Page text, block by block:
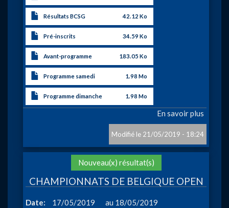
Résultats BCSG 42.12 Ko
Pré-inscrits 34.59 Ko
Avant-programme 183.05 Ko
Programme samedi 1.98 Mo
Programme dimanche 1.98 Mo
En savoir plus
DE
LA
21/05/2019 - 18:24
Action
Nouveau(x) résultat(s)
CHAMPIONNATS DE BELGIQUE OPEN
Date 17/05/2019 à
18/05/2019